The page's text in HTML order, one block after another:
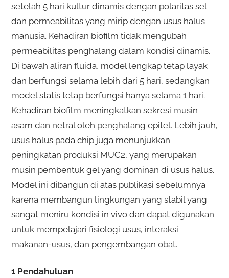
setelah 5 hari kultur dinamis dengan polaritas sel
dan permeabilitas yang mirip dengan usus halus
manusia. Kehadiran biofilm tidak mengubah
permeabilitas penghalang dalam kondisi dinamis.
Di bawah aliran fluida, model lengkap tetap layak
dan berfungsi selama lebih dari 5 hari, sedangkan
model statis tetap berfungsi hanya selama 1 hari.
Kehadiran biofilm meningkatkan sekresi musin
asam dan netral oleh penghalang epitel. Lebih jauh,
usus halus pada chip juga menunjukkan
peningkatan produksi MUC2, yang merupakan
musin pembentuk gel yang dominan di usus halus.
Model ini dibangun di atas publikasi sebelumnya
karena membangun lingkungan yang stabil yang
sangat meniru kondisi in vivo dan dapat digunakan
untuk mempelajari fisiologi usus, interaksi
makanan-usus, dan pengembangan obat.
1 Pendahuluan